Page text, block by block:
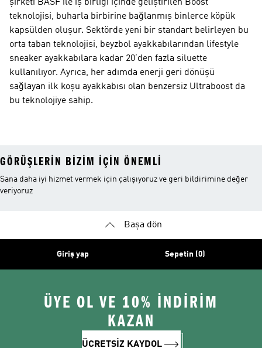
şirketi BASF ile iş birliği içinde geliştirilen Boost
teknolojisi, buharla birbirine bağlanmış binlerce köpük
kapsülden oluşur. Sektörde yeni bir standart belirleyen bu
orta taban teknolojisi, beyzbol ayakkabılarından lifestyle
sneaker ayakkabılara kadar 20’den fazla siluette
kullanılıyor. Ayrıca, her adımda enerji geri dönüşü
sağlayan ilk koşu ayakkabısı olan benzersiz Ultraboost da
bu teknolojiye sahip.
GÖRÜŞLERIN BIZIM IÇIN ÖNEMLI
Sana daha iyi hizmet vermek için çalışıyoruz ve geri bildirimine değer
veriyoruz
Başa dön
Giriş yap Sepetin (0)
ÜYE OL VE 10% İNDİRİM
KAZAN
ÜCRETSİZ KAYDOL